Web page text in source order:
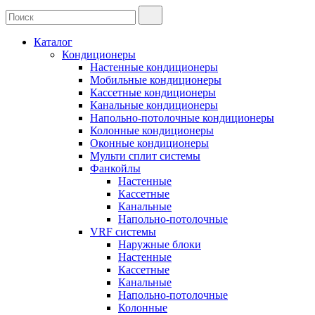
Каталог
Кондиционеры
Настенные кондиционеры
Мобильные кондиционеры
Кассетные кондиционеры
Канальные кондиционеры
Напольно-потолочные кондиционеры
Колонные кондиционеры
Оконные кондиционеры
Мульти сплит системы
Фанкойлы
Настенные
Кассетные
Канальные
Напольно-потолочные
VRF системы
Наружные блоки
Настенные
Кассетные
Канальные
Напольно-потолочные
Колонные